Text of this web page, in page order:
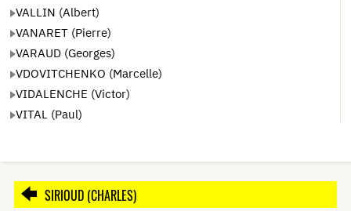
VALLIN (Albert)
VANARET (Pierre)
VARAUD (Georges)
VDOVITCHENKO (Marcelle)
VIDALENCHE (Victor)
VITAL (Paul)
SIRIOUD (CHARLES)